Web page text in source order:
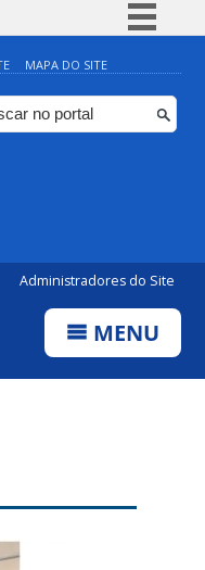
Simplifique!
Comunica BR
Participe
MAPA DO SITE
Administradores do Site
MENU